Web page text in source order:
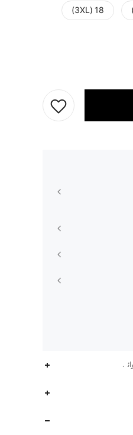
18 (3XL)